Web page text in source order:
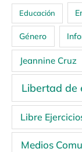
Educación
Género
Jeannine Cruz
Libertad de
Libre
Medios